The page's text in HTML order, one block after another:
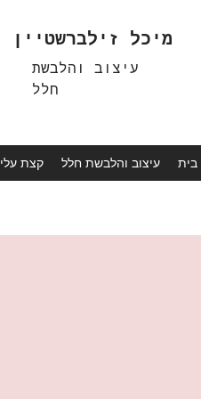
מיכל זילברשטיין
עיצוב והלבשת
חלל
קצת עלי עיצוב והלבשת חלל בית